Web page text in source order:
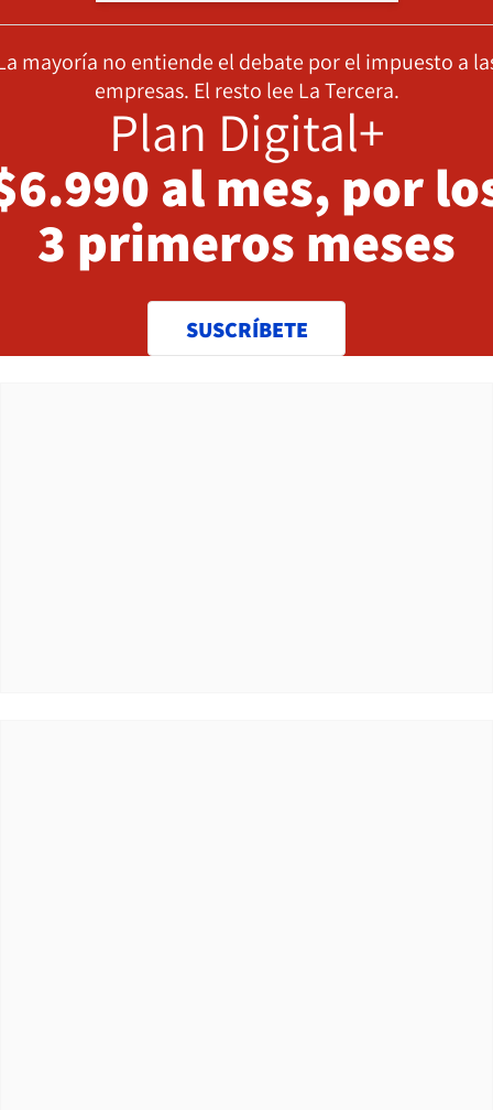
mayoría no entiende el debate por el impuesto a
empresas. El resto lee La Tercera.
Plan Digital+
al mes, por
3 primeros meses
SUSCRÍBETE